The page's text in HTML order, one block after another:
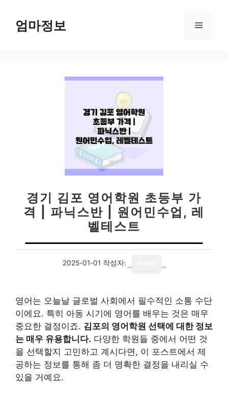
엄마정보 메
경기 김포 영어학원 초등부 가
격 | 파닉스반 | 원어민수업, 레
벨테스트
2025-01-01 작성자:
영어는 오늘날 글로벌 사회에서 필수적인 소통 수단
이에요. 특히 아동 시기에 영어를 배우는 것은 매우
중요한 결정이죠. 김포의 영어학원 선택에 대한 정보
는 매우 유용합니다. 다양한 학원들 중에서 어떤 것
을 선택할지 고민하고 계시다면, 이 포스트에서 제
공하는 정보를 통해 좀 더 명확한 결정을 내리실 수
있을 거예요.